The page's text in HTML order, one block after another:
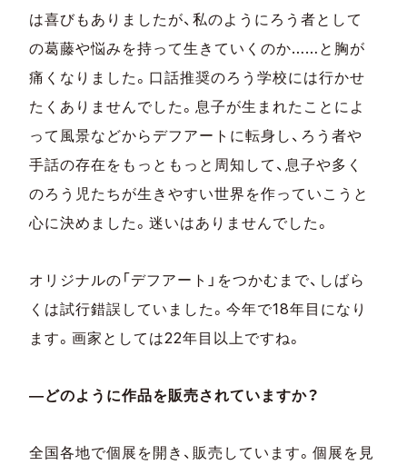
は喜びもありましたが、私のようにろう者として
の葛藤や悩みを持って生きていくのか……と胸が
痛くなりました。口話推奨のろう学校には行かせ
たくありませんでした。息子が生まれたことによ
って風景などからデフアートに転身し、ろう者や
手話の存在をもっともっと周知して、息子や多く
のろう児たちが生きやすい世界を作っていこうと
心に決めました。迷いはありませんでした。
オリジナルの「デフアート」をつかむまで、しばら
くは試行錯誤していました。今年で18年目になり
ます。画家としては22年目以上ですね。
―どのように作品を販売されていますか？
全国各地で個展を開き、販売しています。個展を見